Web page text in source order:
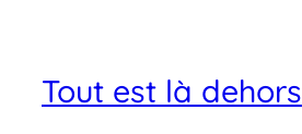
Tout est là dehors